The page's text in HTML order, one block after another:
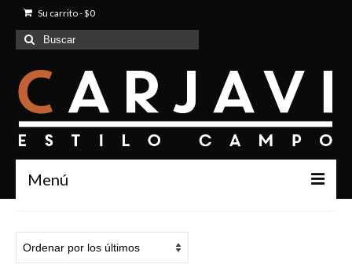
Su carrito-$0
Buscar
por:
Menú
Quienes Somos